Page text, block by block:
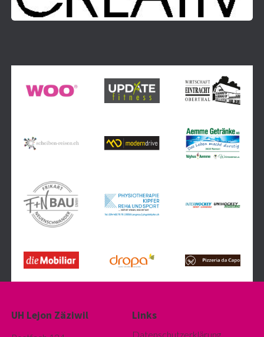
UH Lejon Zäziwil Links
Datenschutzerklärung